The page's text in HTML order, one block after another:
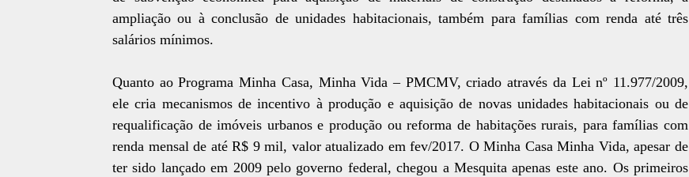
ampliação ou à conclusão de unidades habitacionais, também para famílias com renda até três
salários mínimos.
Quanto ao Programa Minha Casa, Minha Vida – PMCMV, criado através da Lei nº 11.977/2009,
ele cria mecanismos de incentivo à produção e aquisição de novas unidades habitacionais ou de
requalificação de imóveis urbanos e produção ou reforma de habitações rurais, para famílias com
renda mensal de até R$ 9 mil, valor atualizado em fev/2017. O Minha Casa Minha Vida, apesar de
ter sido lançado em 2009 pelo governo federal, chegou a Mesquita apenas este ano. Os primeiros